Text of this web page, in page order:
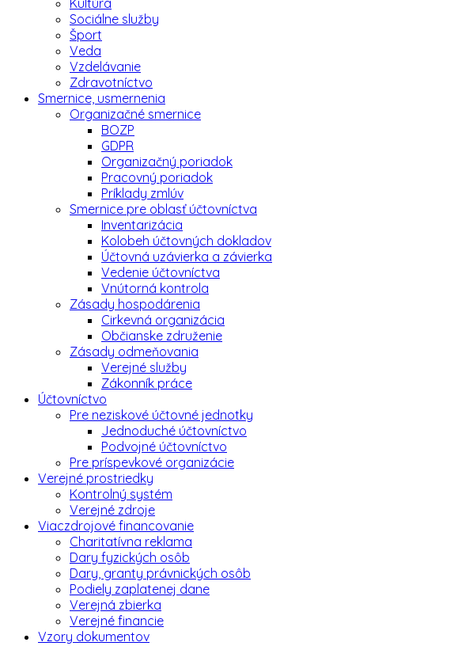
Kultúra
Sociálne služby
Šport
Veda
Vzdelávanie
Zdravotníctvo
Smernice, usmernenia
Organizačné smernice
BOZP
GDPR
Organizačný poriadok
Pracovný poriadok
Príklady zmlúv
Smernice pre oblasť účtovníctva
Inventarizácia
Kolobeh účtovných dokladov
Účtovná uzávierka a závierka
Vedenie účtovníctva
Vnútorná kontrola
Zásady hospodárenia
Cirkevná organizácia
Občianske združenie
Zásady odmeňovania
Verejné služby
Zákonník práce
Účtovníctvo
Pre neziskové účtovné jednotky
Jednoduché účtovníctvo
Podvojné účtovníctvo
Pre príspevkové organizácie
Verejné prostriedky
Kontrolný systém
Verejné zdroje
Viaczdrojové financovanie
Charitatívna reklama
Dary fyzických osôb
Dary, granty právnických osôb
Podiely zaplatenej dane
Verejná zbierka
Verejné financie
Vzory dokumentov